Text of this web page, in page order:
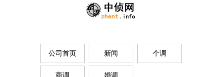
公司首页 新闻 个调
商调 婚调